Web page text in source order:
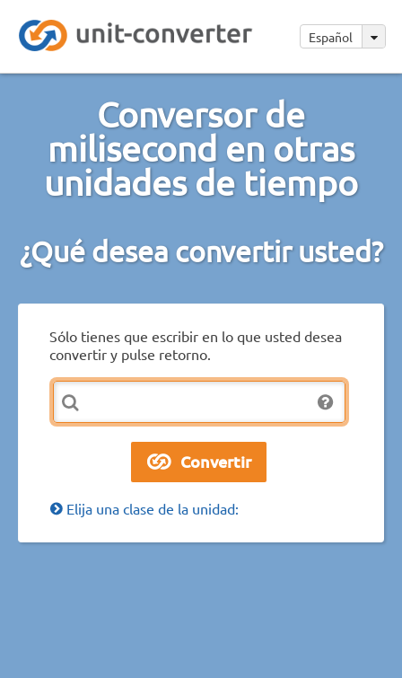
Español
Conversor de
milisecond en otras
unidades de tiempo
¿Qué desea convertir usted?
Sólo tienes que escribir en lo que usted desea
convertir y pulse retorno.
Elija una clase de la unidad: